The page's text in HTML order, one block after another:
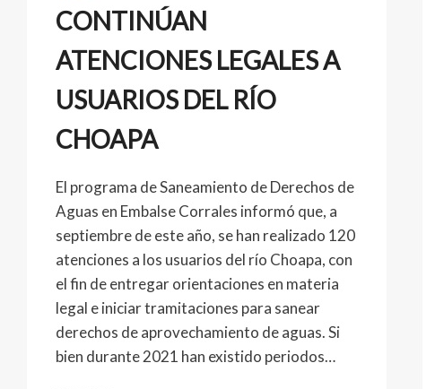
CONTINÚAN
ATENCIONES LEGALES A
USUARIOS DEL RÍO
CHOAPA
El programa de Saneamiento de Derechos de
Aguas en Embalse Corrales informó que, a
septiembre de este año, se han realizado 120
atenciones a los usuarios del río Choapa, con
el fin de entregar orientaciones en materia
legal e iniciar tramitaciones para sanear
derechos de aprovechamiento de aguas. Si
bien durante 2021 han existido periodos…